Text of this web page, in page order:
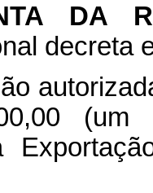
DA
decreta